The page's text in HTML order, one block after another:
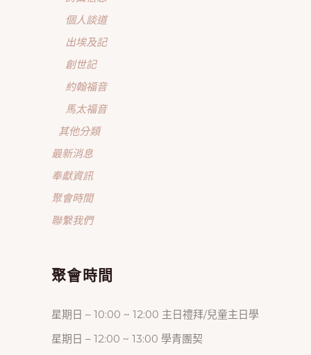
個人談道
出埃及記
創世記
約翰福音
馬太福音
其他分類
最新消息
奉獻資訊
聚會時間
聯繫我們
聚會時間
星期日 – 10:00 ~ 12:00 主日禮拜/兒童主日學
星期日 – 12:00 ~ 13:00 學青團契